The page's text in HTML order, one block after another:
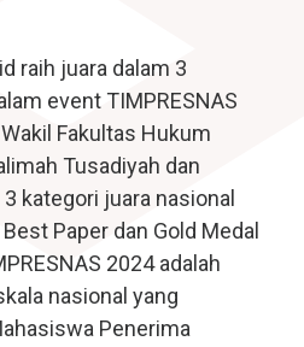
raih juara dalam 3
event TIMPRESNAS
Fakultas Hukum
Tusadiyah dan
kategori juara nasional
Paper dan Gold Medal
2024 adalah
nasional yang
Penerima